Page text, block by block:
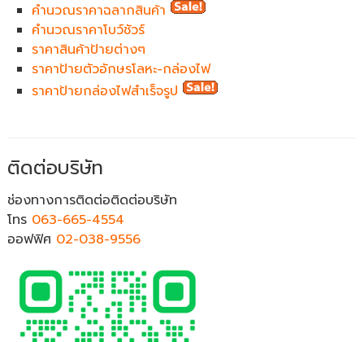
คำนวณราคาฉลากสินค้า
คำนวณราคาโบว์ชัวร์
ราคาสินค้าป้ายต่างๆ
ราคาป้ายตัวอักษรโลหะ-กล่องไฟ
ราคาป้ายกล่องไฟสำเร็จรูป
ติดต่อบริษัท
ช่องทางการติดต่อติดต่อบริษัท
โทร 063-665-4554
ออฟฟิศ 02-038-9556